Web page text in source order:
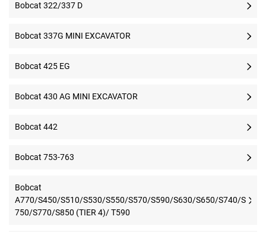
Bobcat 322/337 D
Bobcat 337G MINI EXCAVATOR
Bobcat 425 EG
Bobcat 430 AG MINI EXCAVATOR
Bobcat 442
Bobcat 753-763
Bobcat
A770/S450/S510/S530/S550/S570/S590/S630/S650/S740/S
750/S770/S850 (TIER 4)/ T590